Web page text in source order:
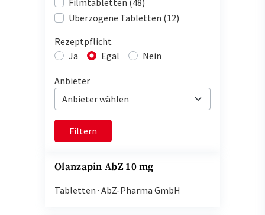
Filmtabletten (48)
Überzogene Tabletten (12)
Rezeptpflicht
Ja
Egal Nein
Anbieter
Filtern
Olanzapin AbZ 10 mg
Tabletten · AbZ-Pharma GmbH